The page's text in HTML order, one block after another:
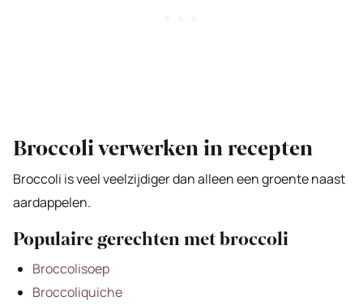
Broccoli verwerken in recepten
Broccoli is veel veelzijdiger dan alleen een groente naast
aardappelen.
Populaire gerechten met broccoli
Broccolisoep
Broccoliquiche